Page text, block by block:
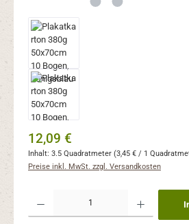
Regulärer Preis:
12,09 €
Inhalt: 3.5 Quadratmeter (3,45 € / 1
Preise inkl. MwSt. zzgl. Versandkosten